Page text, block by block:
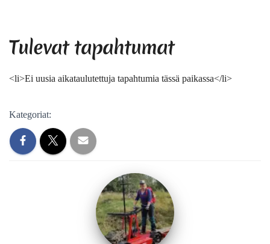
Tulevat tapahtumat
<li>Ei uusia aikataulutettuja tapahtumia tässä paikassa</li>
Kategoriat: